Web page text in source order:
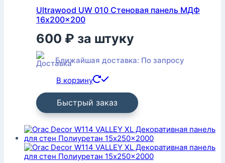
Ultrawood UW 010 Стеновая панель МДФ
16x200x200
600 ₽ за штуку
Ближайшая доставка: По запросу
В корзину
Быстрый заказ